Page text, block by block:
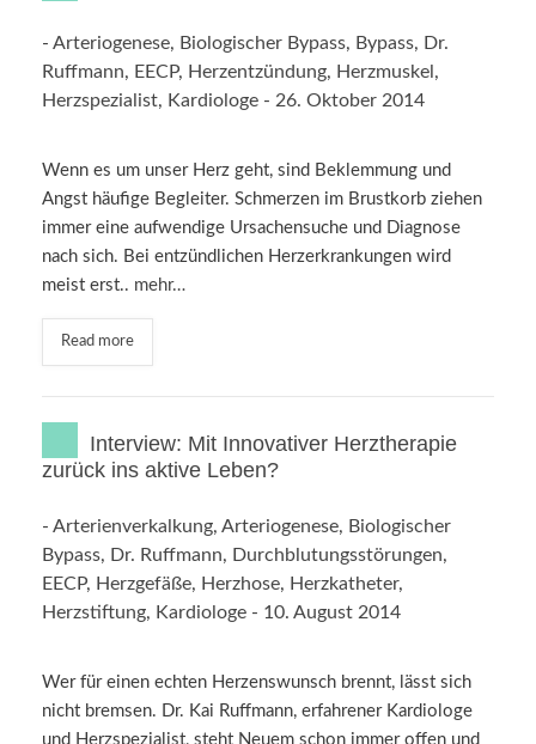
- Arteriogenese, Biologischer Bypass, Bypass, Dr.
Ruffmann, EECP, Herzentzündung, Herzmuskel ,
Herzspezialist, Kardiologe - 26. Oktober 2014
Wenn es um unser Herz geht, sind Beklemmung und
Angst häufige Begleiter. Schmerzen im Brustkorb ziehen
immer eine aufwendige Ursachensuche und Diagnose
nach sich. Bei entzündlichen Herzerkrankungen wird
meist erst.. mehr…
Read more
Interview: Mit Innovativer Herztherapie
zurück ins aktive Leben?
- Arterienverkalkung, Arteriogenese, Biologischer
Bypass, Dr. Ruffmann, Durchblutungsstörungen,
EECP, Herzgefäße, Herzhose, Herzkatheter,
Herzstiftung, Kardiologe - 10. August 2014
Wer für einen echten Herzenswunsch brennt, lässt sich
nicht bremsen. Dr. Kai Ruffmann, erfahrener Kardiologe
und Herzspezialist, steht Neuem schon immer offen und